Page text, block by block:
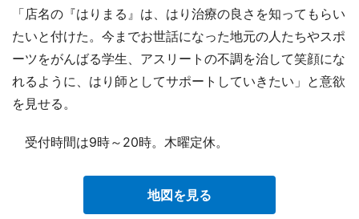
「店名の『はりまる』は、はり治療の良さを知ってもらい
たいと付けた。今までお世話になった地元の人たちやスポ
ーツをがんばる学生、アスリートの不調を治して笑顔にな
れるように、はり師としてサポートしていきたい」と意欲
を見せる。
受付時間は9時～20時。木曜定休。
地図を見る